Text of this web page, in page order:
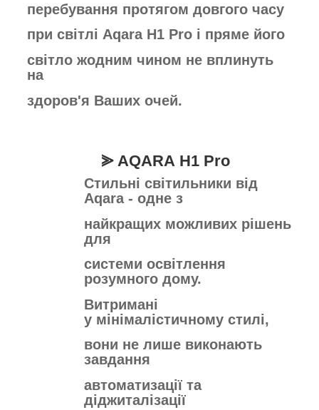
⪢ AQARA H1 Pro
Стильні світильники від
Aqara - одне з
найкращих можливих рішень
для
системи освітлення
розумного дому.
Витримані
у мінімалістичному стилі,
вони не лише виконають
завдання
автоматизації та
діджиталізації
перебування протягом довгого часу
при світлі Aqara H1 Pro і пряме його
світло жодним чином не вплинуть
на
здоров'я Ваших очей.